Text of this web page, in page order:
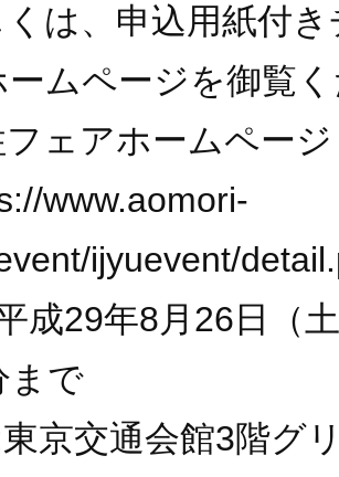
は、申込用紙付き
ームページを御覧
ェアホームページ
www.aomori-
ijyuevent/
成29年8月26日（
まで
東京交通会館3階グ